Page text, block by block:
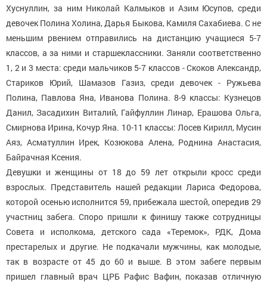
Хуснуллин, за ним Николай Калмыков и Азим Юсупов, среди
девочек Полина Холина, Дарья Быкова, Камиля Сахабиева. С не
меньшим рвением отправились на дистанцию учащиеся 5-7
классов, а за ними и старшеклассники. Заняли соответственно
1, 2 и 3 места: среди мальчиков 5-7 классов - Скоков Александр,
Стариков Юрий, Шамазов Газиз, среди девочек - Ружьева
Полина, Павлова Яна, Иванова Полина. 8-9 классы: Кузнецов
Данил, Засадихин Виталий, Гайфуллин Линар, Ерашова Ольга,
Смирнова Ирина, Кочур Яна. 10-11 классы: Лосев Кирилл, Мусин
Аяз, Асматуллин Ирек, Козюкова Алена, Роднина Анастасия,
Байрачная Ксения.
Девушки и женщины от 18 до 59 лет открыли кросс среди
взрослых. Представитель нашей редакции Лариса Федорова,
которой осенью исполнится 59, прибежала шестой, опередив 29
участниц забега. Споро пришли к финишу также сотрудницы
Совета и исполкома, детского сада «Теремок», РДК, Дома
престарелых и другие. Не подкачали мужчины, как молодые,
так в возрасте от 45 до 60 и выше. В этом забеге первым
пришел главный врач ЦРБ Рафис Вафин, показав отличную